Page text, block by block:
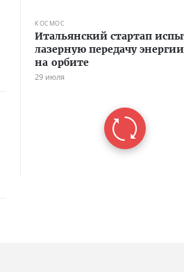
КОСМОС
Итальянский стартап
лазерную передачу энергии
на орбите
29 июля